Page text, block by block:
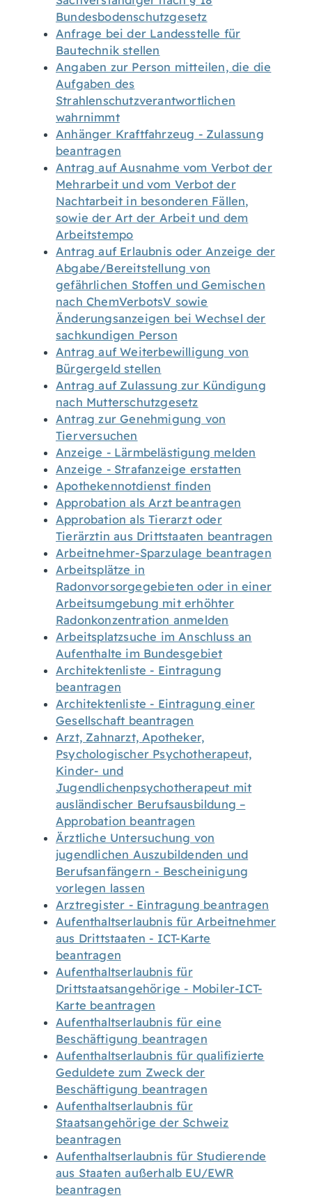
Bundesbodenschutzgesetz
Anfrage bei der Landesstelle für
Bautechnik stellen
Angaben zur Person mitteilen, die die
Aufgaben des
Strahlenschutzverantwortlichen
wahrnimmt
Anhänger Kraftfahrzeug - Zulassung
beantragen
Antrag auf Ausnahme vom Verbot der
Mehrarbeit und vom Verbot der
Nachtarbeit in besonderen Fällen,
sowie der Art der Arbeit und dem
Arbeitstempo
Antrag auf Erlaubnis oder Anzeige der
Abgabe/Bereitstellung von
gefährlichen Stoffen und Gemischen
nach ChemVerbotsV sowie
Änderungsanzeigen bei Wechsel der
sachkundigen Person
Antrag auf Weiterbewilligung von
Bürgergeld stellen
Antrag auf Zulassung zur Kündigung
nach Mutterschutzgesetz
Antrag zur Genehmigung von
Tierversuchen
Anzeige - Lärmbelästigung melden
Anzeige - Strafanzeige erstatten
Apothekennotdienst finden
Approbation als Arzt beantragen
Approbation als Tierarzt oder
Tierärztin aus Drittstaaten beantragen
Arbeitnehmer-Sparzulage beantragen
Arbeitsplätze in
Radonvorsorgegebieten oder in einer
Arbeitsumgebung mit erhöhter
Radonkonzentration anmelden
Arbeitsplatzsuche im Anschluss an
Aufenthalte im Bundesgebiet
Architektenliste - Eintragung
beantragen
Architektenliste - Eintragung einer
Gesellschaft beantragen
Arzt, Zahnarzt, Apotheker,
Psychologischer Psychotherapeut,
Kinder- und
Jugendlichenpsychotherapeut mit
ausländischer Berufsausbildung –
Approbation beantragen
Ärztliche Untersuchung von
jugendlichen Auszubildenden und
Berufsanfängern - Bescheinigung
vorlegen lassen
Arztregister - Eintragung beantragen
Aufenthaltserlaubnis für Arbeitnehmer
aus Drittstaaten - ICT-Karte
beantragen
Aufenthaltserlaubnis für
Drittstaatsangehörige - Mobiler-ICT-
Karte beantragen
Aufenthaltserlaubnis für eine
Beschäftigung beantragen
Aufenthaltserlaubnis für qualifizierte
Geduldete zum Zweck der
Beschäftigung beantragen
Aufenthaltserlaubnis für
Staatsangehörige der Schweiz
beantragen
Aufenthaltserlaubnis für Studierende
aus Staaten außerhalb EU/EWR
beantragen